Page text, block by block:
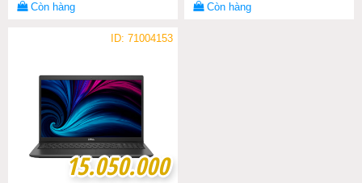
Còn hàng Còn hàng
ID: 71004153
15.050.000
15.050.000